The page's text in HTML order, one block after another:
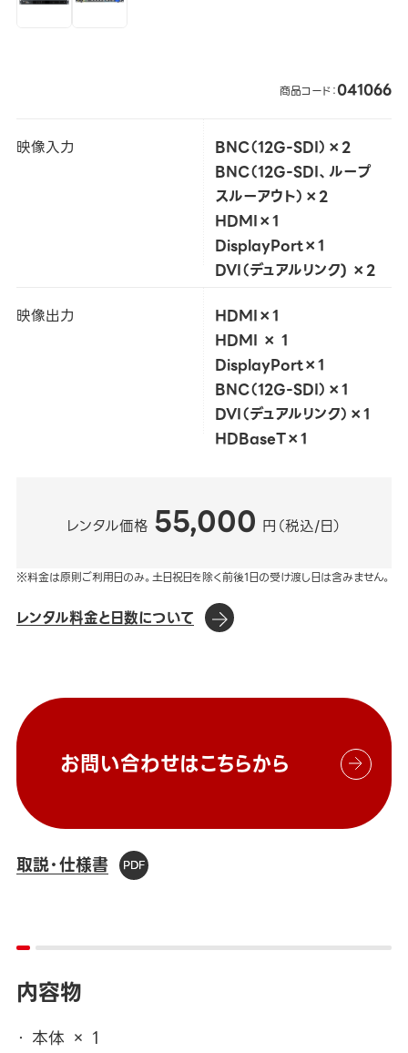
商品コード：041066
映像入力
BNC（12G-SDI）×2
BNC（12G-SDI、ループ
スルーアウト）×2
HDMI×1
DisplayPort×1
DVI（デュアルリンク) ×2
映像出力
HDMI×1
HDMI × 1
DisplayPort×1
BNC（12G-SDI）×1
DVI（デュアルリンク）×1
HDBaseT×1
レンタル価格 55,000 円（税込/日）
※料金は原則ご利用日のみ。土日祝日を除く前後1日の受け渡し日は含みません。
レンタル料金と日数について
お問い合わせはこちらから
取説・仕様書
内容物
本体 × 1